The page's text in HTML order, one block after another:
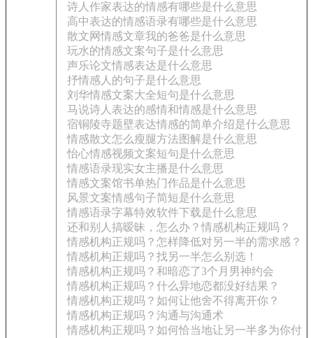
诗人作家表达的情感有哪些是什么意思
高中表达的情感语录有哪些是什么意思
散文网情感文章我的爸爸是什么意思
玩水的情感文案句子是什么意思
声乐论文情感表达是什么意思
抒情感人的句子是什么意思
刘华情感文案大全短句是什么意思
马说诗人表达的感情和情感是什么意思
宿铜陵寺题壁表达情感的简单介绍是什么意思
情感散文怎么瘦腿方法图解是什么意思
怡心情感视频文案短句是什么意思
情感语录现实女主播是什么意思
情感文案馆书单热门作品是什么意思
风景文案情感句子简短是什么意思
情感语录字幕特效软件下载是什么意思
还和别人搞暧昧，怎么办？情感机构正规吗？
情感机构正规吗？怎样降低对另一半的需求感？
情感机构正规吗？找另一半怎么别选！
情感机构正规吗？和暗恋了3个月男神约会
情感机构正规吗？什么异地恋都没好结果？
情感机构正规吗？如何让他舍不得离开你？
情感机构正规吗？沟通与沟通术
情感机构正规吗？如何恰当地让另一半多为你付